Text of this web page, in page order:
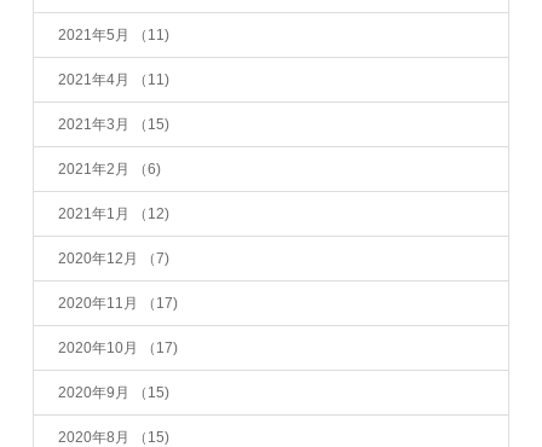
2021年5月 （11)
2021年4月 （11)
2021年3月 （15)
2021年2月 （6)
2021年1月 （12)
2020年12月 （7)
2020年11月 （17)
2020年10月 （17)
2020年9月 （15)
2020年8月 （15)